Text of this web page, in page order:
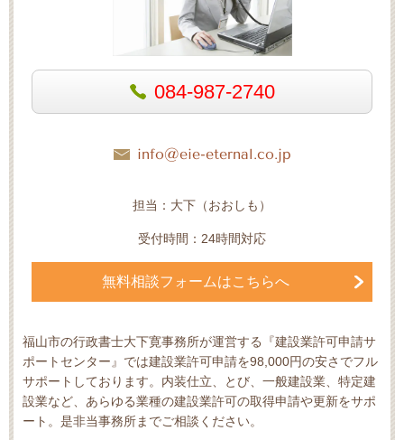
084-987-2740
info@eie-eternal.co.jp
担当：大下（おおしも）
受付時間：24時間対応
無料相談フォームはこちらへ
福山市の行政書士大下寛事務所が運営する『建設業許可申請サ
ポートセンター』では建設業許可申請を98,000円の安さでフル
サポートしております。内装仕立、とび、一般建設業、特定建
設業など、あらゆる業種の建設業許可の取得申請や更新をサポ
ート。是非当事務所までご相談ください。